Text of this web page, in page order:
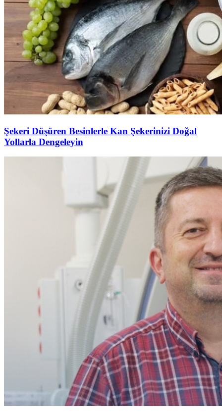
Şekeri Düşüren Besinlerle Kan Şekerinizi Doğal
Yollarla Dengeleyin